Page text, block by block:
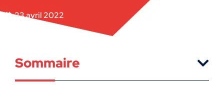
23 avril 2022
Sommaire